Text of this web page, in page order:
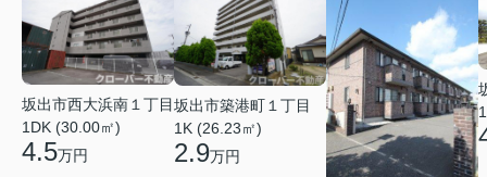
坂出市西大浜南１丁目
1DK (30.00㎡)
4.5万円
坂出市築港町１丁目
1K (26.23㎡)
2.9万円